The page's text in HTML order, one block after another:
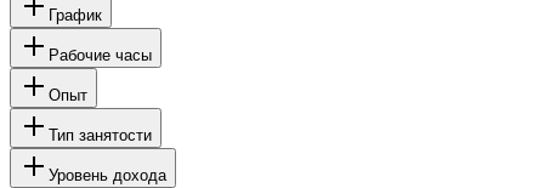
График
Рабочие часы
Опыт
Тип занятости
Уровень дохода